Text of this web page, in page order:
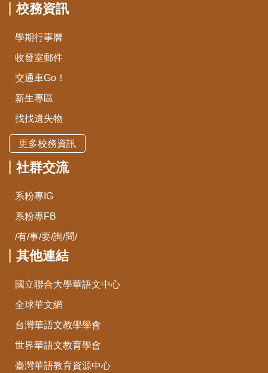
校務資訊
學期行事曆
收發室郵件
交通車Go！
新生專區
找找遺失物
更多校務資訊
社群交流
系粉專IG
系粉專FB
/有/事/要/詢/問/
其他連結
國立聯合大學華語文中心
全球華文網
台灣華語文教學學會
世界華語文教育學會
臺灣華語教育資源中心